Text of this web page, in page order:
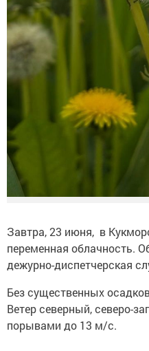
Завтра, 23 июня, в
переменная облачность.
дежурно-диспетчерская
Без существенных
Ветер северный, северо-
порывами до 13 м/с.